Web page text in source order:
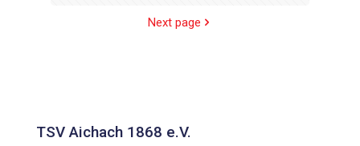
Next page
TSV Aichach 1868 e.V.